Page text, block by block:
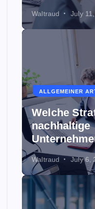
Waltraud July
ALLGEMEINER
Welche
nachhaltige
Waltraud July 6,